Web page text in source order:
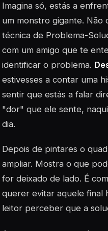
Imagina só, estás a
um monstro gigante.
técnica de Problema-
com um amigo que te
identificar o problema.
estivesses a contar uma
sentir que estás a falar
"dor" que ele sente,
dia.
Depois de pintares o
ampliar. Mostra o que
for deixado de lado. É
querer evitar aquele final
leitor perceber que a